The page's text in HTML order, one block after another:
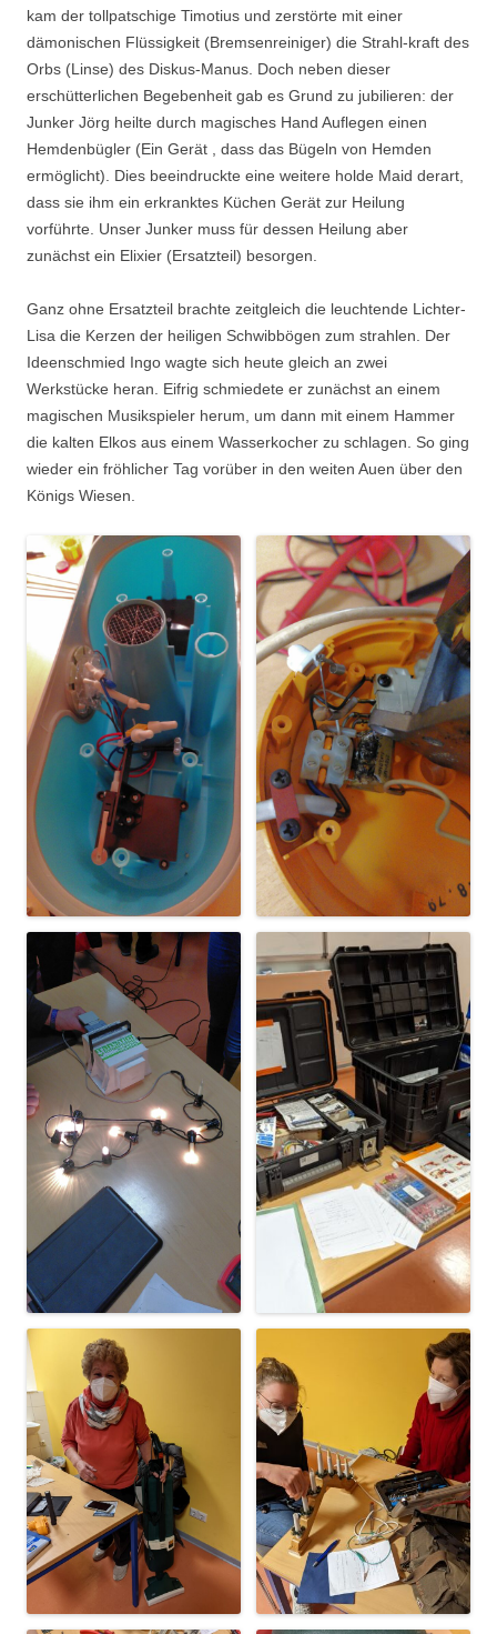
kam der tollpatschige Timotius und zerstörte mit einer
dämonischen Flüssigkeit (Bremsenreiniger) die Strahl-kraft des
Orbs (Linse) des Diskus-Manus. Doch neben dieser
erschütterlichen Begebenheit gab es Grund zu jubilieren: der
Junker Jörg heilte durch magisches Hand Auflegen einen
Hemdenbügler (Ein Gerät , dass das Bügeln von Hemden
ermöglicht). Dies beeindruckte eine weitere holde Maid derart,
dass sie ihm ein erkranktes Küchen Gerät zur Heilung
vorführte. Unser Junker muss für dessen Heilung aber
zunächst ein Elixier (Ersatzteil) besorgen.
Ganz ohne Ersatzteil brachte zeitgleich die leuchtende Lichter-
Lisa die Kerzen der heiligen Schwibbögen zum strahlen. Der
Ideenschmied Ingo wagte sich heute gleich an zwei
Werkstücke heran. Eifrig schmiedete er zunächst an einem
magischen Musikspieler herum, um dann mit einem Hammer
die kalten Elkos aus einem Wasserkocher zu schlagen. So ging
wieder ein fröhlicher Tag vorüber in den weiten Auen über den
Königs Wiesen.